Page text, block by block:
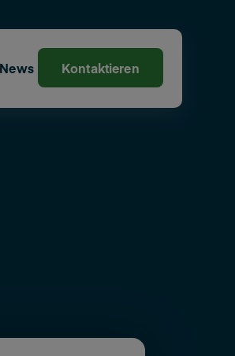
News Kontaktieren